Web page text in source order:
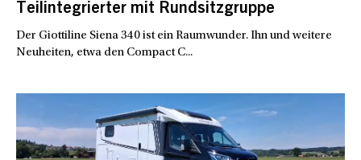
Teilintegrierter mit Rundsitzgruppe
Der Giottiline Siena 340 ist ein Raumwunder. Ihn und weitere
Neuheiten, etwa den Compact C...